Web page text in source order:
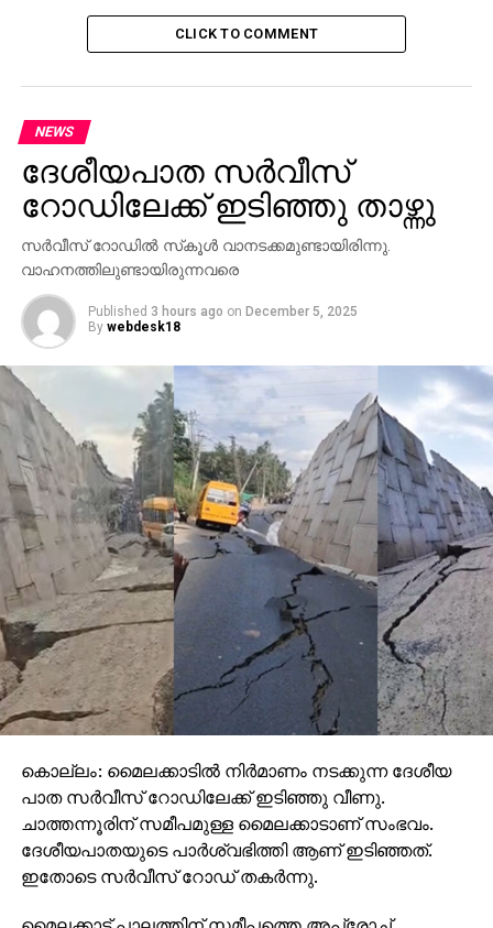
സോഷ്യല്‍ മീഡിയില്‍ രാഹുല്‍ തരംഗം
DON'T MISS
ഐ.ഐ.ടി സസ്‌പെന്റ് ചെയ്തു
ദേശീയപാത സര്‍വീസ്
റോഡിലേക്ക് ഇടിഞ്ഞു താഴ്ന്നു
സര്‍വീസ് റോഡില്‍ സ്‌കൂള്‍ വാനടക്കമുണ്ടായിരിന്നു.
വാഹനത്തിലുണ്ടായിരുന്നവരെ
പാത സര്‍വീസ് റോഡിലേക്ക് ഇടിഞ്ഞു വീണു.
ചാത്തന്നൂരിന് സമീപമുള്ള മൈലക്കാടാണ് സംഭവം.
ദേശീയപാതയുടെ പാര്‍ശ്വഭിത്തി ആണ് ഇടിഞ്ഞത്.
ഇതോടെ സര്‍വീസ് റോഡ് തകര്‍ന്നു.